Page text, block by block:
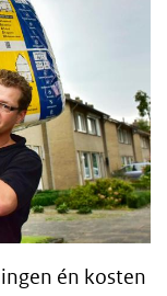
én kosten